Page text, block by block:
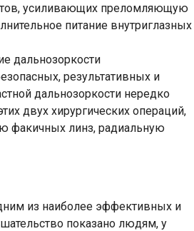
усиливающих преломляющую
питание внутриглазных
дальнозоркости
результативных и
дальнозоркости нередко
двух хирургических операций,
факичных линз, радиальную
из наиболее эффективных и
показано людям, у